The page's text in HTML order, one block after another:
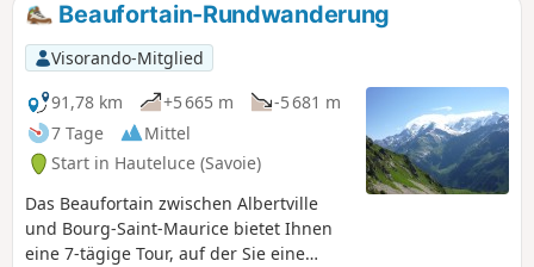
Beaufortain-Rundwanderung
Visorando-Mitglied
91,78 km
+5 665 m
-5 681 m
7 Tage
Mittel
Start in Hauteluce (Savoie)
Das Beaufortain zwischen Albertville
und Bourg-Saint-Maurice bietet Ihnen
eine 7-tägige Tour, auf der Sie eine